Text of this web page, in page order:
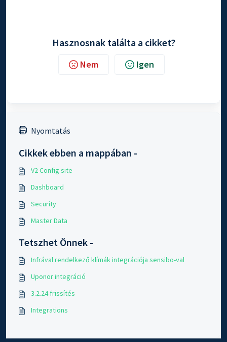
Hasznosnak találta a cikket?
Nem Igen
Nyomtatás
Cikkek ebben a mappában -
V2 Config site
Dashboard
Security
Master Data
Tetszhet Önnek -
Infrával rendelkező klímák integrációja sensibo-val
Uponor integráció
3.2.24 frissítés
Integrations